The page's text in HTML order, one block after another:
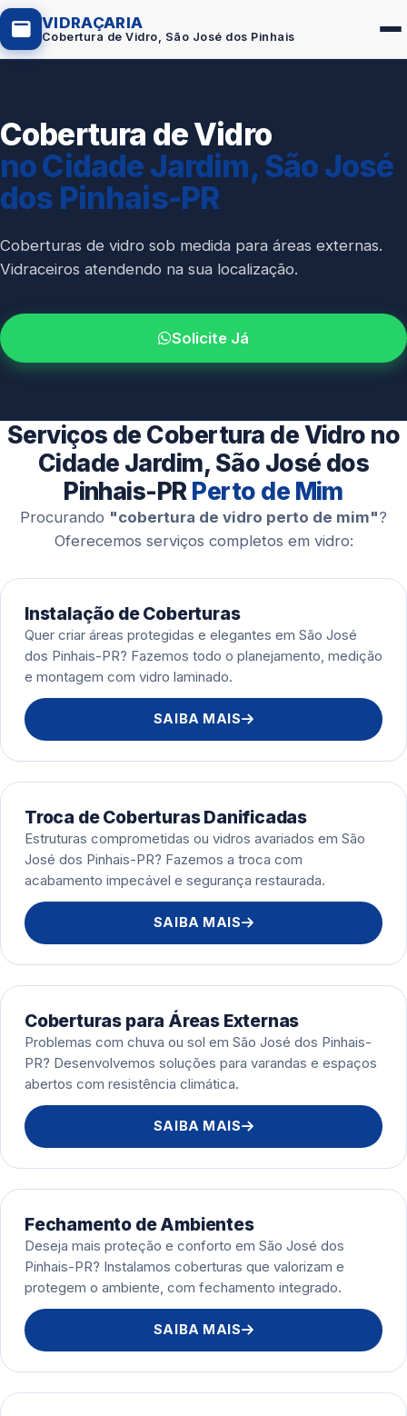
VIDRAÇARIA
Cobertura de Vidro, São José dos Pinhais
Box de Vidro
Portas em Vidro
Guarda-Corpo
Espelho Sob Medida
Fachada de Vidro
Esquadrias de Alumínio
Cobertura de Vidro
no Cidade Jardim, São José
dos Pinhais-PR
Coberturas de vidro sob medida para áreas externas.
Vidraceiros atendendo na sua localização.
Solicite Já
Serviços de Cobertura de Vidro no
Cidade Jardim, São José dos
Pinhais-PR Perto de Mim
Procurando "cobertura de vidro perto de mim"?
Oferecemos serviços completos em vidro:
Instalação de Coberturas
Quer criar áreas protegidas e elegantes em São José
dos Pinhais-PR? Fazemos todo o planejamento, medição
e montagem com vidro laminado.
SAIBA MAIS
Troca de Coberturas Danificadas
Estruturas comprometidas ou vidros avariados em São
José dos Pinhais-PR? Fazemos a troca com
acabamento impecável e segurança restaurada.
SAIBA MAIS
Coberturas para Áreas Externas
Problemas com chuva ou sol em São José dos Pinhais-
PR? Desenvolvemos soluções para varandas e espaços
abertos com resistência climática.
SAIBA MAIS
Fechamento de Ambientes
Deseja mais proteção e conforto em São José dos
Pinhais-PR? Instalamos coberturas que valorizam e
protegem o ambiente, com fechamento integrado.
SAIBA MAIS